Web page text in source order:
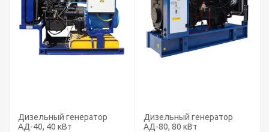
Дизельный генератор
АД-40, 40 кВт
Дизельный генератор
АД-80, 80 кВт